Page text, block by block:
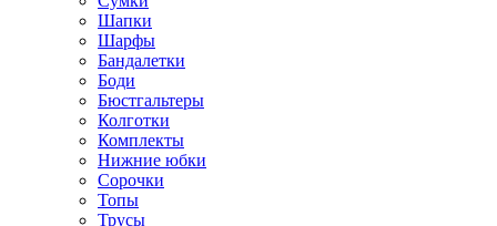
Шапки
Шарфы
Бандалетки
Боди
Бюстгальтеры
Колготки
Комплекты
Нижние юбки
Сорочки
Топы
Трусы